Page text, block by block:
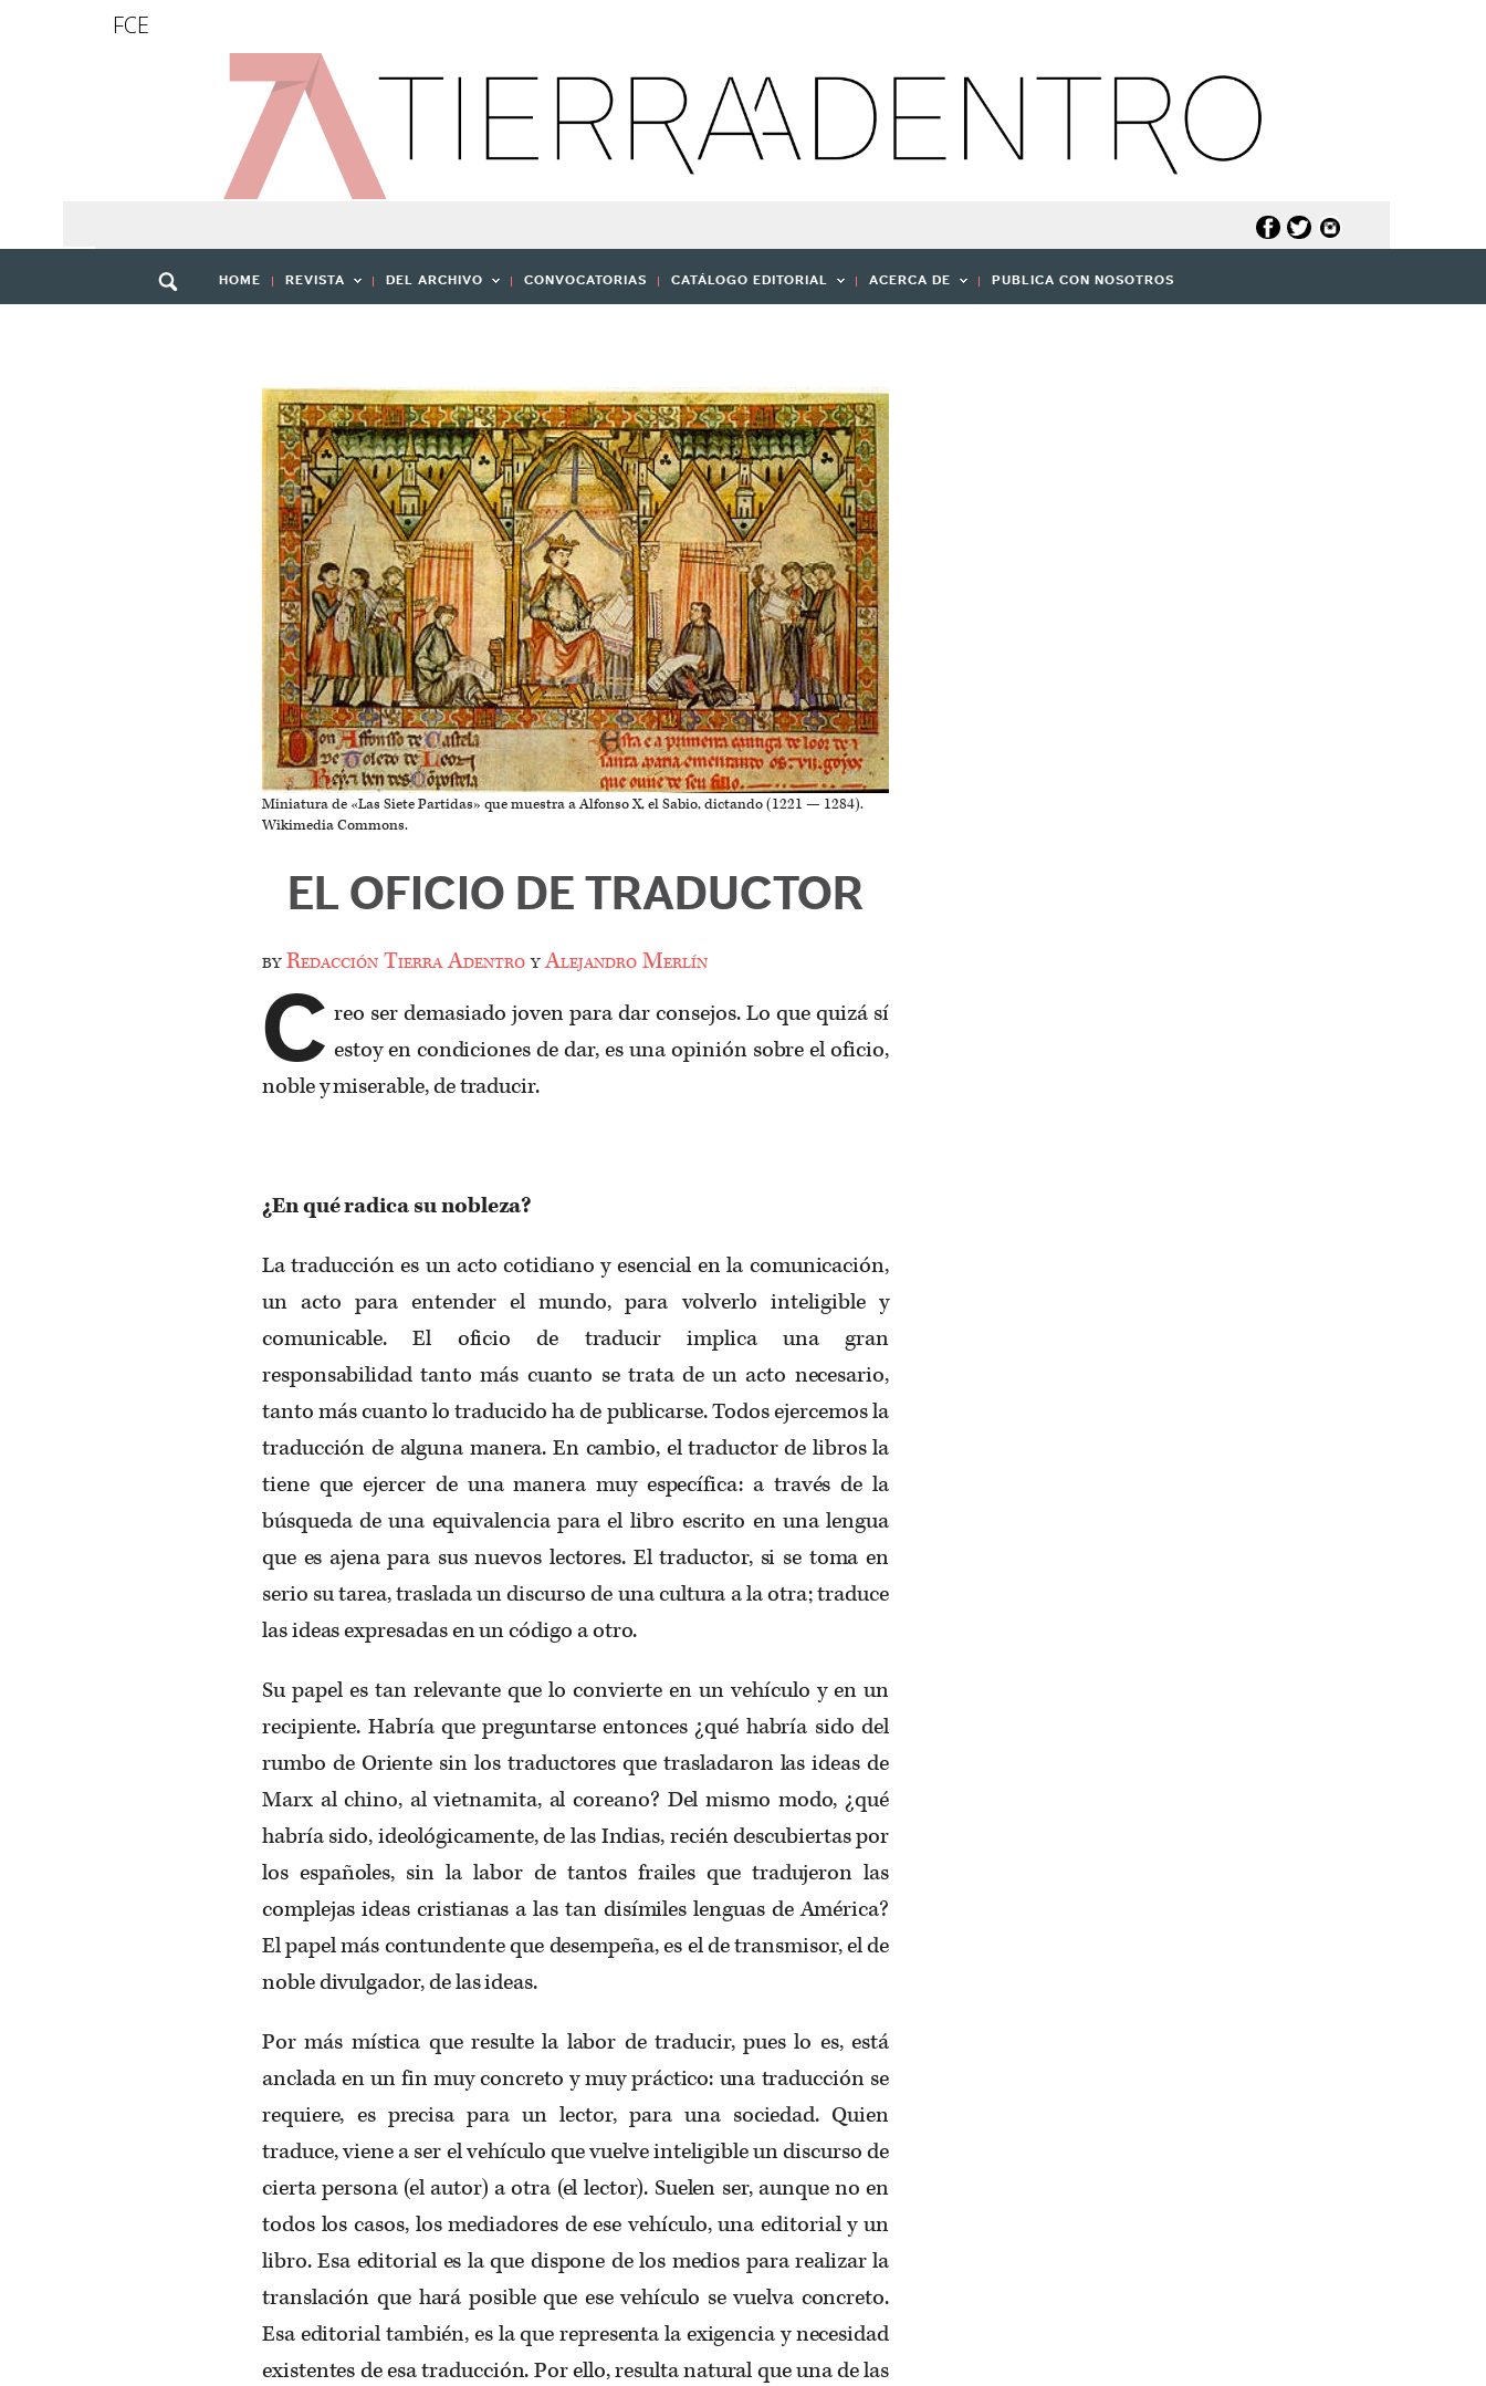
FCE
HOME REVISTA DEL ARCHIVO CONVOCATORIAS CATÁLOGO EDITORIAL ACERCA DE PUBLICA CON NOSOTROS
Miniatura de «Las Siete Partidas» que muestra a Alfonso X, el Sabio, dictando (1221 — 1284).
Wikimedia Commons.
EL OFICIO DE TRADUCTOR
byRedacción Tierra AdentroyAlejandro Merlín
C reo ser demasiado joven para dar consejos. Lo que quizá sí
estoy en condiciones de dar, es una opinión sobre el oficio,
noble y miserable, de traducir.
¿En qué radica su nobleza?
La traducción es un acto cotidiano y esencial en la comunicación,
un acto para entender el mundo, para volverlo inteligible y
comunicable. El oficio de traducir implica una gran
responsabilidad tanto más cuanto se trata de un acto necesario,
tanto más cuanto lo traducido ha de publicarse. Todos ejercemos la
traducción de alguna manera. En cambio, el traductor de libros la
tiene que ejercer de una manera muy específica: a través de la
búsqueda de una equivalencia para el libro escrito en una lengua
que es ajena para sus nuevos lectores. El traductor, si se toma en
serio su tarea, traslada un discurso de una cultura a la otra; traduce
las ideas expresadas en un código a otro.
Su papel es tan relevante que lo convierte en un vehículo y en un
recipiente. Habría que preguntarse entonces ¿qué habría sido del
rumbo de Oriente sin los traductores que trasladaron las ideas de
Marx al chino, al vietnamita, al coreano? Del mismo modo, ¿qué
habría sido, ideológicamente, de las Indias, recién descubiertas por
los españoles, sin la labor de tantos frailes que tradujeron las
complejas ideas cristianas a las tan disímiles lenguas de América?
El papel más contundente que desempeña, es el de transmisor, el de
noble divulgador, de las ideas.
Por más mística que resulte la labor de traducir, pues lo es, está
anclada en un fin muy concreto y muy práctico: una traducción se
requiere, es precisa para un lector, para una sociedad. Quien
traduce, viene a ser el vehículo que vuelve inteligible un discurso de
cierta persona (el autor) a otra (el lector). Suelen ser, aunque no en
todos los casos, los mediadores de ese vehículo, una editorial y un
libro. Esa editorial es la que dispone de los medios para realizar la
translación que hará posible que ese vehículo se vuelva concreto.
Esa editorial también, es la que representa la exigencia y necesidad
existentes de esa traducción. Por ello, resulta natural que una de las